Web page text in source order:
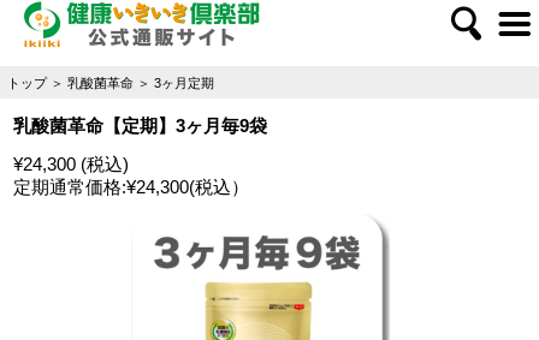
トップ ＞ 乳酸菌革命 ＞ 3ヶ月定期
乳酸菌革命【定期】3ヶ月毎9袋
¥24,300 (税込)
定期通常価格:¥24,300(税込）